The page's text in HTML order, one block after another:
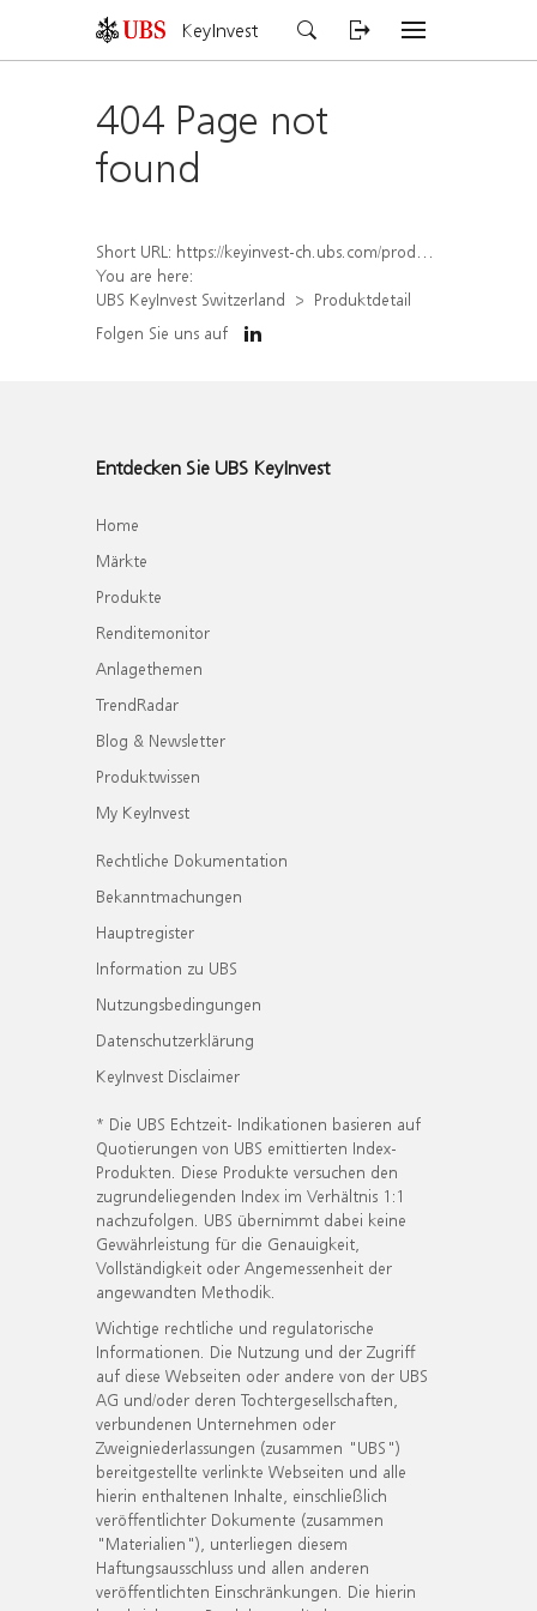
KeyInvest
404 Page not
found
Short URL: https://keyinvest-ch.ubs.com/produkt/detail/index/isin/CH1575344515
You are here:
UBS KeyInvest Switzerland
Produktdetail
Folgen Sie uns auf
Entdecken Sie UBS KeyInvest
Home
Märkte
Produkte
Renditemonitor
Anlagethemen
TrendRadar
Blog & Newsletter
Produktwissen
My KeyInvest
Rechtliche Dokumentation
Bekanntmachungen
Hauptregister
Information zu UBS
Nutzungsbedingungen
Datenschutzerklärung
KeyInvest Disclaimer
* Die UBS Echtzeit- Indikationen basieren auf
Quotierungen von UBS emittierten Index-
Produkten. Diese Produkte versuchen den
zugrundeliegenden Index im Verhältnis 1:1
nachzufolgen. UBS übernimmt dabei keine
Gewährleistung für die Genauigkeit,
Vollständigkeit oder Angemessenheit der
angewandten Methodik.
Wichtige rechtliche und regulatorische
Informationen. Die Nutzung und der Zugriff
auf diese Webseiten oder andere von der UBS
AG und/oder deren Tochtergesellschaften,
verbundenen Unternehmen oder
Zweigniederlassungen (zusammen "UBS")
bereitgestellte verlinkte Webseiten und alle
hierin enthaltenen Inhalte, einschließlich
veröffentlichter Dokumente (zusammen
"Materialien"), unterliegen diesem
Haftungsausschluss und allen anderen
veröffentlichten Einschränkungen. Die hierin